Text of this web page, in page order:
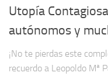
Utopía
autónomos y
¡No te pierdas este
recuerdo a Leopoldo Mª